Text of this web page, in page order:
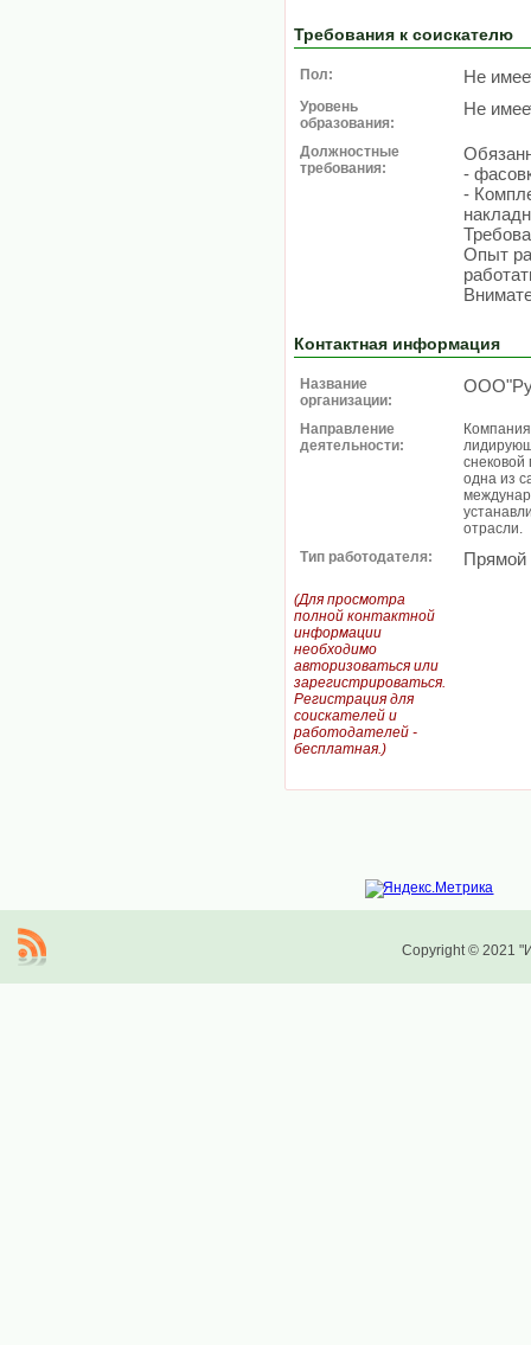
Требования к соискателю
Пол: Не
Уровень
образования:
Не
Должностные
требования:
-
-
Опыт
Контактная информация
Название
организации:
Направление
деятельности:
снековой
одна из
отрасли.
Тип работодателя:
Прямой
(Для просмотра
полной контактной
информации
необходимо
авторизоваться или
зарегистрироваться.
Регистрация для
соискателей и
работодателей -
бесплатная.)
Copyright © 2021